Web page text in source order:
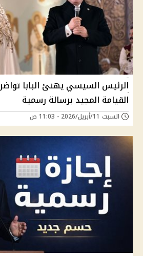
الرئيس السيسي يهنئ البابا
القيامة المجيد برسالة رسمية
السبت 11/أبريل/2026 - 11:03 ص